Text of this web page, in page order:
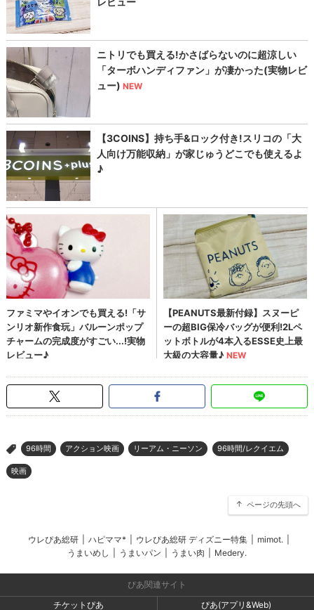
> 96時間 アクション映画 リーアム・ニーソン 96時間/レクイエム
映画
ページの先頭へ
ウレぴあ総研 ハピママ* ウレぴあ総研 ディズニー特集 mimot.
うまいめし
うまいパン うまい肉 Medery.
ぴあ関連サイト
チケットぴあ
ぴあ(アプリ&Web)